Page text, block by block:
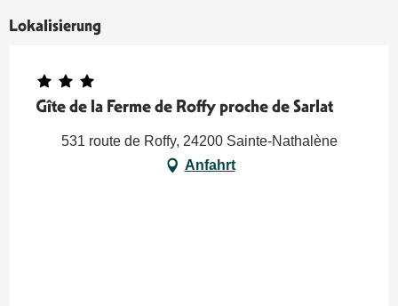
Lokalisierung
Gîte de la Ferme de Roffy proche de Sarlat
531 route de Roffy, 24200 Sainte-Nathalène
Anfahrt